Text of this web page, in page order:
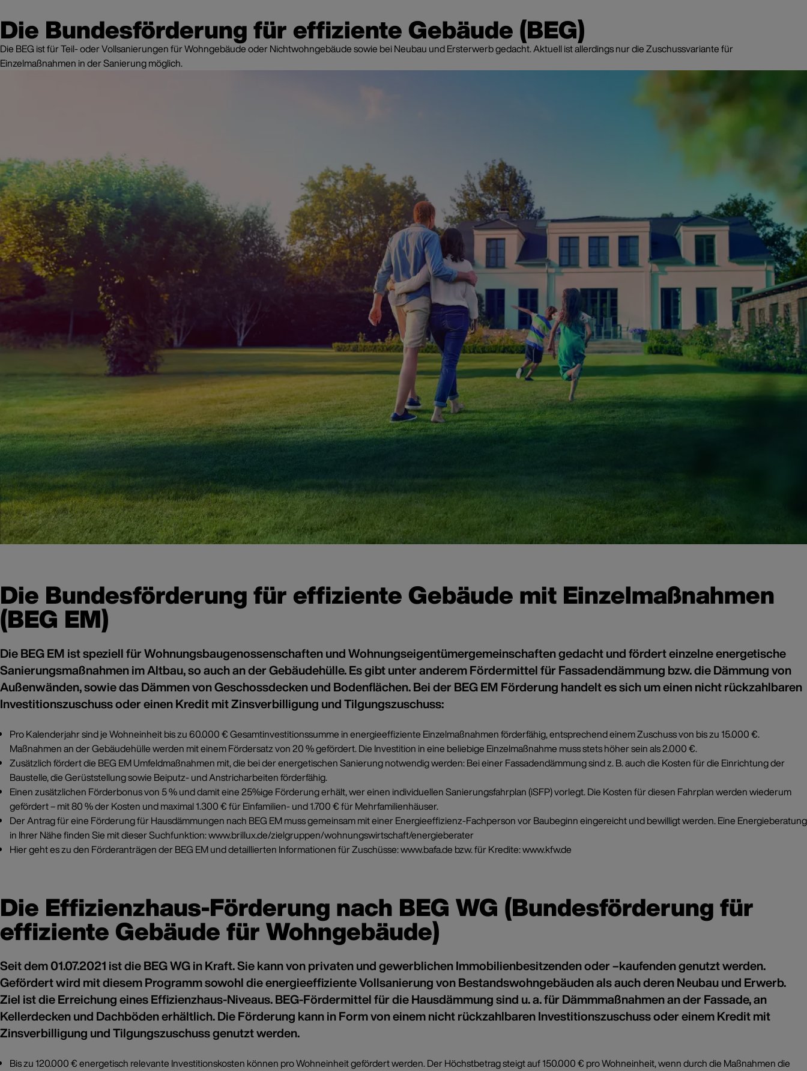
Die Bundesförderung für effiziente Gebäude (BEG)
Die BEG ist für Teil- oder Vollsanierungen für Wohngebäude oder Nichtwohngebäude sowie bei Neubau und Ersterwerb gedacht. Aktuell ist allerdings nur die Zuschussvariante für
Einzelmaßnahmen in der Sanierung möglich.
Die Bundesförderung für effiziente Gebäude mit Einzelmaßnahmen
(BEG EM)
Die BEG EM ist speziell für Wohnungsbaugenossenschaften und Wohnungseigentümergemeinschaften gedacht und fördert einzelne energetische
Sanierungsmaßnahmen im Altbau, so auch an der Gebäudehülle. Es gibt unter anderem Fördermittel für Fassadendämmung bzw. die Dämmung von
Außenwänden, sowie das Dämmen von Geschossdecken und Bodenflächen. Bei der BEG EM Förderung handelt es sich um einen nicht rückzahlbaren
Investitionszuschuss oder einen Kredit mit Zinsverbilligung und Tilgungszuschuss:
Pro Kalenderjahr sind je Wohneinheit bis zu 60.000 € Gesamtinvestitionssumme in energieeffiziente Einzelmaßnahmen förderfähig, entsprechend einem Zuschuss von bis zu 15.000 €.
Maßnahmen an der Gebäudehülle werden mit einem Fördersatz von 20 % gefördert. Die Investition in eine beliebige Einzelmaßnahme muss stets höher sein als 2.000 €.
Zusätzlich fördert die BEG EM Umfeldmaßnahmen mit, die bei der energetischen Sanierung notwendig werden: Bei einer Fassadendämmung sind z. B. auch die Kosten für die Einrichtung der
Baustelle, die Gerüststellung sowie Beiputz- und Anstricharbeiten förderfähig.
Einen zusätzlichen Förderbonus von 5 % und damit eine 25%ige Förderung erhält, wer einen individuellen Sanierungsfahrplan (iSFP) vorlegt. Die Kosten für diesen Fahrplan werden wiederum
gefördert – mit 80 % der Kosten und maximal 1.300 € für Einfamilien- und 1.700 € für Mehrfamilienhäuser.
Der Antrag für eine Förderung für Hausdämmungen nach BEG EM muss gemeinsam mit einer Energieeffizienz-Fachperson vor Baubeginn eingereicht und bewilligt werden. Eine Energieberatung
in Ihrer Nähe finden Sie mit dieser Suchfunktion:www.brillux.de/zielgruppen/wohnungswirtschaft/energieberater
Hier geht es zu den Förderanträgen der BEG EM und detaillierten Informationen für Zuschüsse:www.bafa.de bzw. für Kredite:www.kfw.de
Die Effizienzhaus-Förderung nach BEG WG (Bundesförderung für
effiziente Gebäude für Wohngebäude)
Seit dem 01.07.2021 ist die BEG WG in Kraft. Sie kann von privaten und gewerblichen Immobilienbesitzenden oder –kaufenden genutzt werden.
Gefördert wird mit diesem Programm sowohl die energieeffiziente Vollsanierung von Bestandswohngebäuden als auch deren Neubau und Erwerb.
Ziel ist die Erreichung eines Effizienzhaus-Niveaus. BEG-Fördermittel für die Hausdämmung sind u. a. für Dämmmaßnahmen an der Fassade, an
Kellerdecken und Dachböden erhältlich. Die Förderung kann in Form von einem nicht rückzahlbaren Investitionszuschuss oder einem Kredit mit
Zinsverbilligung und Tilgungszuschuss genutzt werden.
Bis zu 120.000 € energetisch relevante Investitionskosten können pro Wohneinheit gefördert werden. Der Höchstbetrag steigt auf 150.000 € pro Wohneinheit, wenn durch die Maßnahmen die